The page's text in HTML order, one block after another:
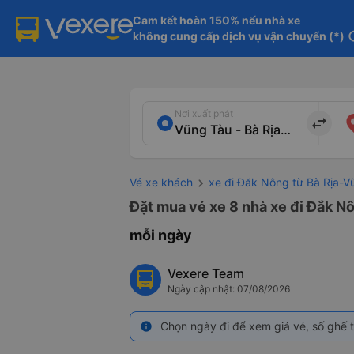
Cam kết hoàn 150% nếu nhà xe
không cung cấp dịch vụ vận chuyển (*)
Nơi xuất phát
import_export
Vé xe khách xe đi Đăk Nông từ Bà Rịa-
Đặt mua vé xe 8 nhà xe đi Đắk
mỗi ngày
Vexere Team
Ngày cập nhật: 07/08/2026
info Chọn ngày đi để xem giá vé, số